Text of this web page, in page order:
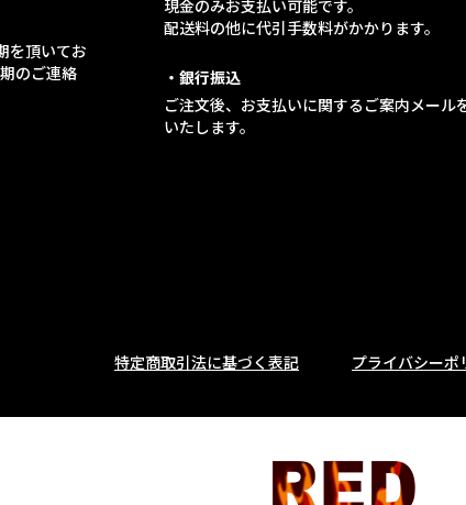
を頂いてお
のご連絡
現金のみお支払い可能です。
配送料の他に代引手数料がかかります。
・銀行振込
ご注文後、お支払いに関するご案内メール
いたします。
特定商取引法に基づく表記 プライバシーポ